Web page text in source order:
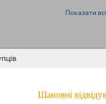
Шановні
Показати